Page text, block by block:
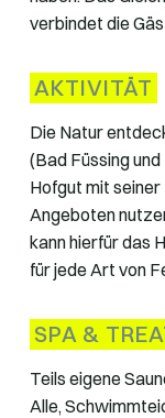
verbindet die
AKTIVITÄT
Die Natur
(Bad Füssing
Hofgut mit
Angeboten
kann hierfür das
für jede Art von
SPA &
Teils eigene
Alle,